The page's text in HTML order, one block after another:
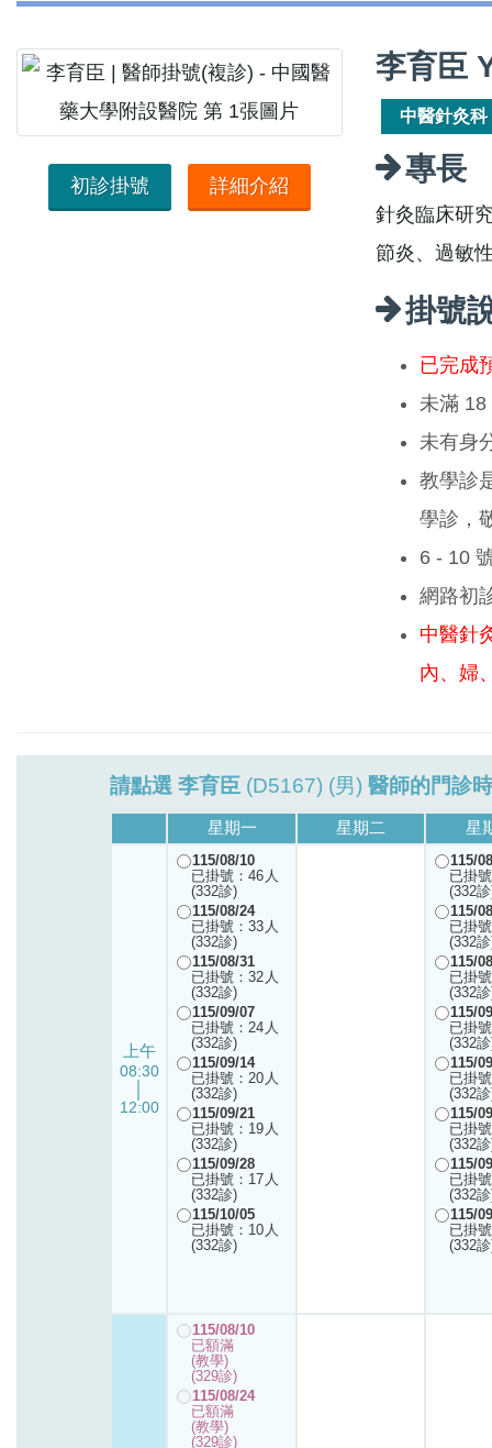
初診掛號 詳細介紹
李育臣
中醫針灸科
專長
針灸臨床研
節炎、過敏
掛號
已完成
未滿 18
未有身
教學診
學診，
6 - 10
網路初
中醫針
內、婦